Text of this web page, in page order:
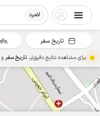
لامرد
تاریخ سفر
برای مشاهده نتایج دقیق‌تر، تاریخ سفرو